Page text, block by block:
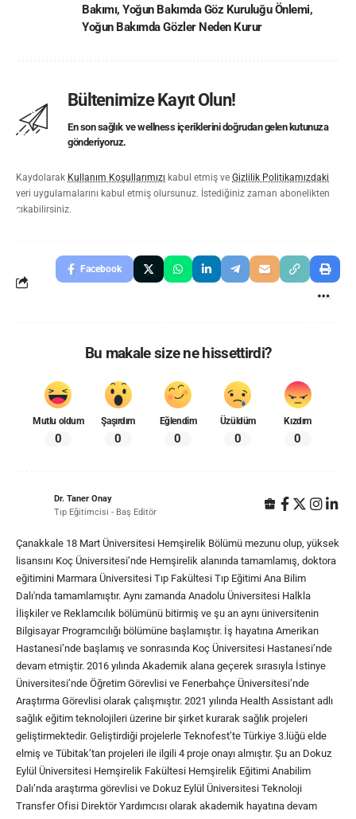
Bakımı,Yoğun Bakımda Göz Kuruluğu Önlemi,
Yoğun Bakımda Gözler Neden Kurur
Bültenimize Kayıt Olun!
En son sağlık ve wellness içeriklerini doğrudan gelen kutunuza
gönderiyoruz.
Kaydolarak Kullanım Koşullarımızı kabul etmiş ve Gizlilik Politikamızdaki
veri uygulamalarını kabul etmiş olursunuz. İstediğiniz zaman abonelikten
çıkabilirsiniz.
Facebook
Bu makale size ne hissettirdi?
Mutlu oldum
0
Şaşırdım
0
Eğlendim
0
Üzüldüm
0
Kızdım
0
Dr. Taner Onay
Tıp Eğitimcisi - Baş Editör
Çanakkale 18 Mart Üniversitesi Hemşirelik Bölümü mezunu olup, yüksek
lisansını Koç Üniversitesi’nde Hemşirelik alanında tamamlamış, doktora
eğitimini Marmara Üniversitesi Tıp Fakültesi Tıp Eğitimi Ana Bilim
Dalı'nda tamamlamıştır. Aynı zamanda Anadolu Üniversitesi Halkla
İlişkiler ve Reklamcılık bölümünü bitirmiş ve şu an aynı üniversitenin
Bilgisayar Programcılığı bölümüne başlamıştır. İş hayatına Amerikan
Hastanesi’nde başlamış ve sonrasında Koç Üniversitesi Hastanesi’nde
devam etmiştir. 2016 yılında Akademik alana geçerek sırasıyla İstinye
Üniversitesi’nde Öğretim Görevlisi ve Fenerbahçe Üniversitesi’nde
Araştırma Görevlisi olarak çalışmıştır. 2021 yılında Health Assistant adlı
sağlık eğitim teknolojileri üzerine bir şirket kurarak sağlık projeleri
geliştirmektedir. Geliştirdiği projelerle Teknofest’te Türkiye 3.lüğü elde
elmiş ve Tübitak’tan projeleri ile ilgili 4 proje onayı almıştır. Şu an Dokuz
Eylül Üniversitesi Hemşirelik Fakültesi Hemşirelik Eğitimi Anabilim
Dalı’nda araştırma görevlisi ve Dokuz Eylül Üniversitesi Teknoloji
Transfer Ofisi Direktör Yardımcısı olarak akademik hayatına devam